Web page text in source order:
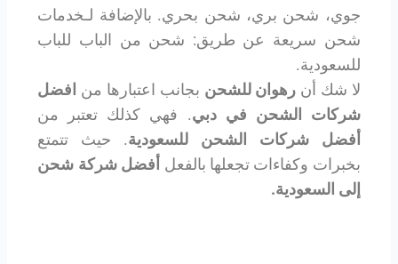
جوي، شحن بري، شحن بحري. بالإضافة لـخدمات
شحن سريعة عن طريق: شحن من الباب للباب
للسعودية.
لا شك أن رهوان للشحن بجانب اعتبارها من افضل
شركات الشحن في دبي. فهي كذلك تعتبر من
أفضل شركات الشحن للسعودية. حيث تتمتع
بخبرات وكفاءات تجعلها بالفعل أفضل شركة شحن
إلى السعودية.